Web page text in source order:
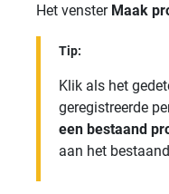
Het venster Maak
Tip:
Klik als het
geregistreerde
een bestaand
aan het